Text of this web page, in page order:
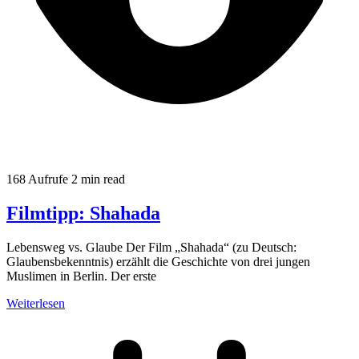
168 Aufrufe 2 min read
Filmtipp: Shahada
Lebensweg vs. Glaube Der Film „Shahada“ (zu Deutsch:
Glaubensbekenntnis) erzählt die Geschichte von drei jungen
Muslimen in Berlin. Der erste
Weiterlesen